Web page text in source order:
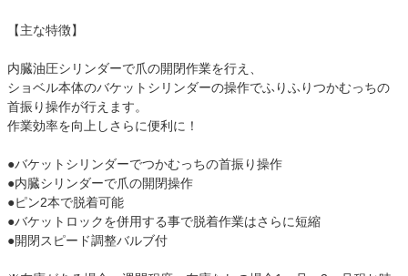
【主な特徴】
内臓油圧シリンダーで爪の開閉作業を行え、
ショベル本体のバケットシリンダーの操作でふりふりつかむっちの
首振り操作が行えます。
作業効率を向上しさらに便利に！
●バケットシリンダーでつかむっちの首振り操作
●内臓シリンダーで爪の開閉操作
●ピン2本で脱着可能
●バケットロックを併用する事で脱着作業はさらに短縮
●開閉スピード調整バルブ付